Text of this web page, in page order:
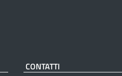
CONTATTI